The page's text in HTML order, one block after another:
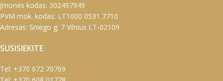
Įmonės kodas: 302497949
PVM mok. kodas: LT1000 0531 7710
Adresas: Sniego g. 7 Vilnius LT-02109
SUSISIEKITE
Tel: +370 672 70769